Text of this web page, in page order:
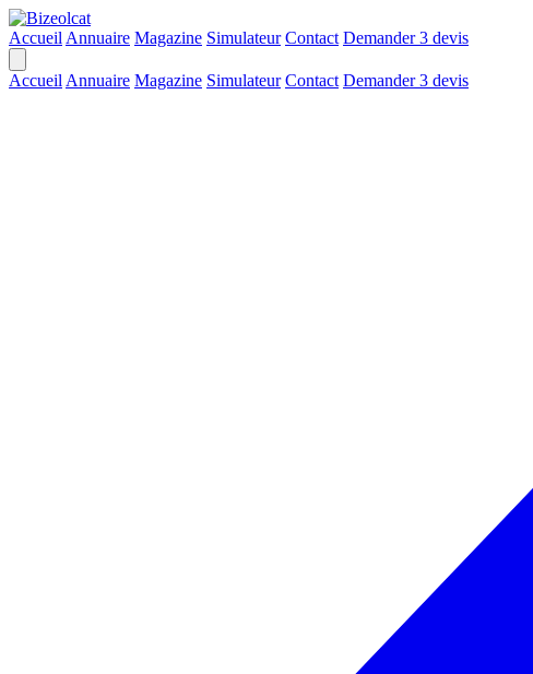
Accueil Annuaire Magazine Simulateur Contact Demander 3 devis
Accueil Annuaire Magazine Simulateur Contact Demander 3 devis